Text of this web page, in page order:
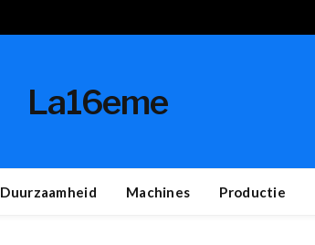
La16eme
Duurzaamheid Machines Productie